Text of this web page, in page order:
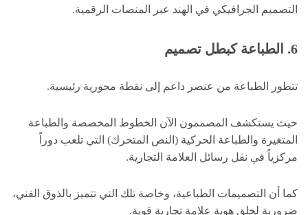
التصميم الجرافيكي في الهند عبر المنصات الرقمية.
6. الطباعة كبطل تصميم
تتطور الطباعة من عنصر داعم إلى نقطة محورية رئيسية.
حيث يستكشف المصممون الآن الخطوط المخصصة والطباعة
المتغيرة والطباعة الحركية (النص المتحرك) التي تلعب دوراً
مركزياً في نقل رسائل العلامة التجارية.
كما أن التصميمات الطباعية، وخاصة تلك التي تتميز بالذوق الفني،
ضرورية لخلق هوية علامة تجارية قوية.